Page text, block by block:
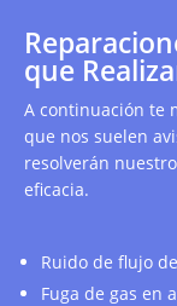
que
A continuación te
que nos suelen
resolverán
eficacia.
Ruido de flujo
Fuga de gas en